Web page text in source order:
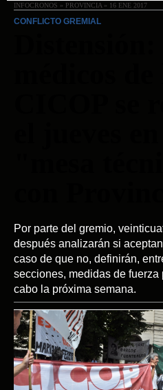
INFOCRONOS » PROVINCIA » 16 ENE 2017
CONFLICTO GREMIAL
Por parte del gremio,
después analizarán si
caso de que no, definirán,
secciones, medidas de fuerza
cabo la próxima semana.